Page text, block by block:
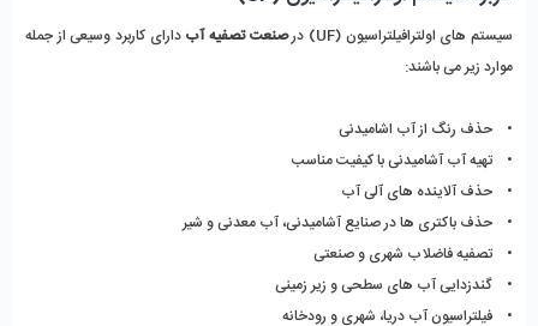
سیستم های اولترافیلتراسیون (UF) در صنعت تصفیه آب دارای کاربرد وسیعی از جمله
موارد زیر می باشند:
• حذف رنگ از آب اشامیدنی
• تهیه آب آشامیدنی با کیفیت مناسب
• حذف آلاینده های آلی آب
• حذف باکتری ها در صنایع آشامیدنی، آب معدنی و شیر
• تصفیه فاضلاب شهری و صنعتی
• گندزدایی آب های سطحی و زیر زمینی
• فیلتراسیون آب دریا، شهری و رودخانه